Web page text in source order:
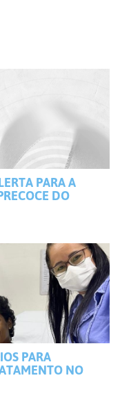
PARA A
DO
PARA
NO